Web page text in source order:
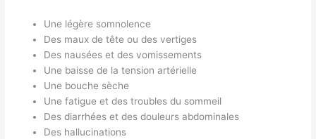
Une légère somnolence
Des maux de tête ou des vertiges
Des nausées et des vomissements
Une baisse de la tension artérielle
Une bouche sèche
Une fatigue et des troubles du sommeil
Des diarrhées et des douleurs abdominales
Des hallucinations